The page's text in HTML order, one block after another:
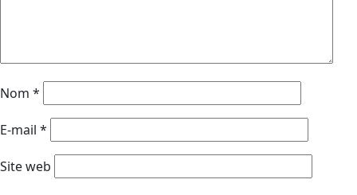
Nom *
E-mail *
Site web